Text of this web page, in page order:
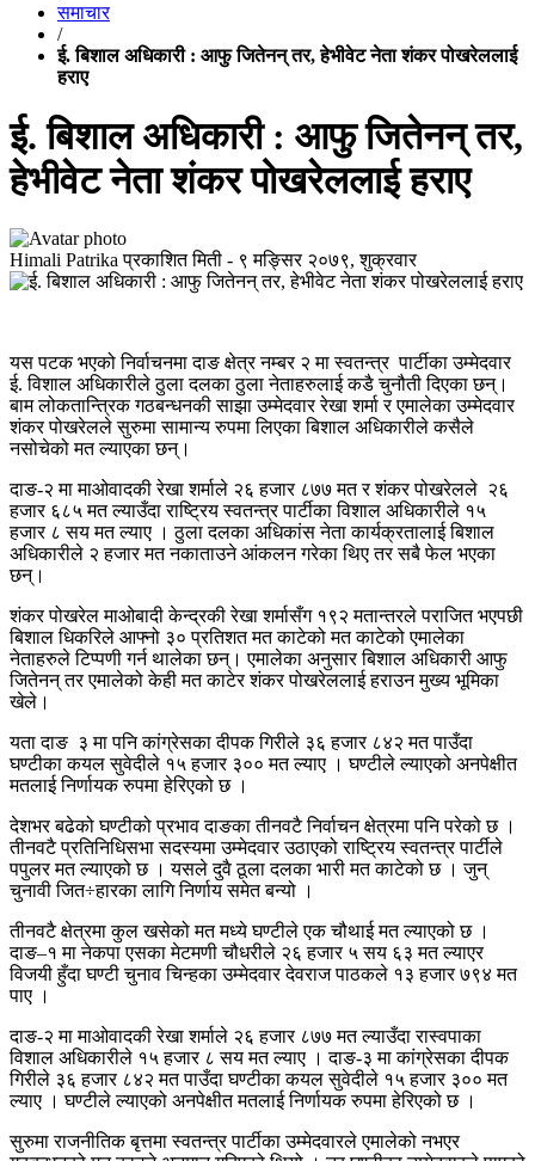
समाचार
/
ई. बिशाल अधिकारी : आफु जितेनन् तर, हेभीवेट नेता शंकर पोखरेललाई
हराए
ई. बिशाल अधिकारी : आफु जितेनन् तर,
हेभीवेट नेता शंकर पोखरेललाई हराए
Himali Patrika प्रकाशित मिती - ९ मङ्सिर २०७९, शुक्रवार
यस पटक भएको निर्वाचनमा दाङ क्षेत्र नम्बर २ मा स्वतन्त्र पार्टीका उम्मेदवार
ई. विशाल अधिकारीले ठुला दलका ठुला नेताहरुलाई कडै चुनौती दिएका छन्।
बाम लोकतान्त्रिक गठबन्धनकी साझा उम्मेदवार रेखा शर्मा र एमालेका उम्मेदवार
शंकर पोखरेलले सुरुमा सामान्य रुपमा लिएका बिशाल अधिकारीले कसैले
नसोचेको मत ल्याएका छन्।
दाङ-२ मा माओवादकी रेखा शर्माले २६ हजार ८७७ मत र शंकर पोखरेलले २६
हजार ६८५ मत ल्याउँदा राष्ट्रिय स्वतन्त्र पार्टीका विशाल अधिकारीले १५
हजार ८ सय मत ल्याए । ठुला दलका अधिकांस नेता कार्यक्रतालाई बिशाल
अधिकारीले २ हजार मत नकाताउने आंकलन गरेका थिए तर सबै फेल भएका
छन्।
शंकर पोखरेल माओबादी केन्द्रकी रेखा शर्मासँग १९२ मतान्तरले पराजित भएपछी
बिशाल धिकरिले आफ्नो ३० प्रतिशत मत काटेको मत काटेको एमालेका
नेताहरुले टिप्पणी गर्न थालेका छन्। एमालेका अनुसार बिशाल अधिकारी आफु
जितेनन् तर एमालेको केही मत काटेर शंकर पोखरेललाई हराउन मुख्य भूमिका
खेले।
यता दाङ ३ मा पनि कांग्रेसका दीपक गिरीले ३६ हजार ८४२ मत पाउँदा
घण्टीका कयल सुवेदीले १५ हजार ३०० मत ल्याए । घण्टीले ल्याएको अनपेक्षीत
मतलाई निर्णायक रुपमा हेरिएको छ ।
देशभर बढेको घण्टीको प्रभाव दाङका तीनवटै निर्वाचन क्षेत्रमा पनि परेको छ ।
तीनवटै प्रतिनिधिसभा सदस्यमा उम्मेदवार उठाएको राष्ट्रिय स्वतन्त्र पार्टीले
पपुलर मत ल्याएको छ । यसले दुवै ठूला दलका भारी मत काटेको छ । जुन्
चुनावी जित÷हारका लागि निर्णाय समेत बन्यो ।
तीनवटै क्षेत्रमा कुल खसेको मत मध्ये घण्टीले एक चौथाई मत ल्याएको छ ।
दाङ–१ मा नेकपा एसका मेटमणी चौधरीले २६ हजार ५ सय ६३ मत ल्याएर
विजयी हुँदा घण्टी चुनाव चिन्हका उम्मेदवार देवराज पाठकले १३ हजार ७९४ मत
पाए ।
दाङ-२ मा माओवादकी रेखा शर्माले २६ हजार ८७७ मत ल्याउँदा रास्वपाका
विशाल अधिकारीले १५ हजार ८ सय मत ल्याए । दाङ-३ मा कांग्रेसका दीपक
गिरीले ३६ हजार ८४२ मत पाउँदा घण्टीका कयल सुवेदीले १५ हजार ३०० मत
ल्याए । घण्टीले ल्याएको अनपेक्षीत मतलाई निर्णायक रुपमा हेरिएको छ ।
सुरुमा राजनीतिक बृत्तमा स्वतन्त्र पार्टीका उम्मेदवारले एमालेको नभएर